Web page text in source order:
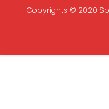
Copyrights © 2020